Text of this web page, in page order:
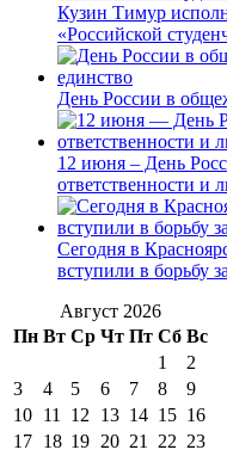
Кузин Тимур
«Российской
День России в
12 июня – День
ответственности и
Сегодня в
вступили в борьбу
Август 2026
Пн Вт Ср Чт Пт Сб Вс
1
2
3
4 5 6 7 8
9
10 11 12 13 14 15 16
17 18 19 20 21 22 23